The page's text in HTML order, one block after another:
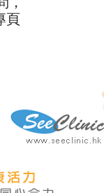
頁